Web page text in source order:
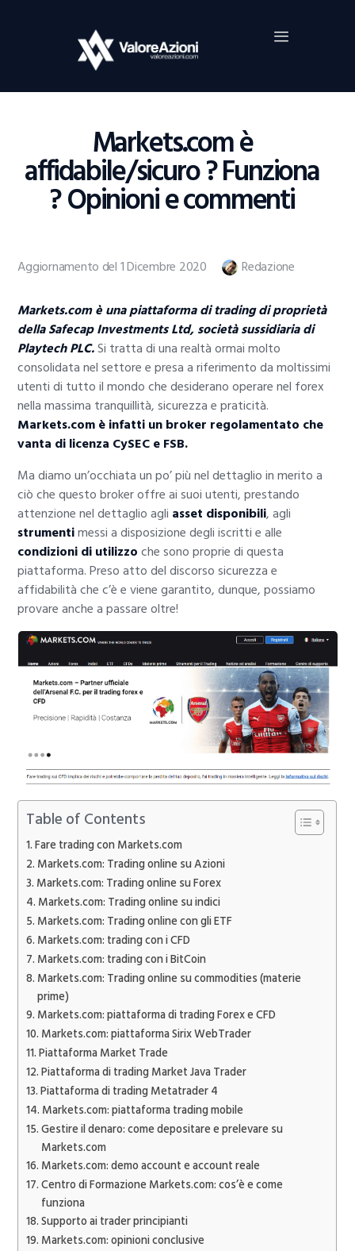
Markets.com è
affidabile/sicuro ? Funziona
? Opinioni e commenti
Home
Investimenti
Borsa
Guide Al Trading
Criptovalute
Aggiornamento del 1 Dicembre 2020 Redazione
Markets.com è una piattaforma di trading di proprietà
della Safecap Investments Ltd, società sussidiaria di
Playtech PLC.Si tratta di una realtà ormai molto
consolidata nel settore e presa a riferimento da moltissimi
utenti di tutto il mondo che desiderano operare nel forex
nella massima tranquillità, sicurezza e praticità.
Markets.com è infatti un broker regolamentato che
vanta di licenza CySEC e FSB.
Ma diamo un’occhiata un po’ più nel dettaglio in merito a
ciò che questo broker offre ai suoi utenti, prestando
attenzione nel dettaglio agli asset disponibili, agli
strumentimessi a disposizione degli iscritti e alle
condizioni di utilizzoche sono proprie di questa
piattaforma. Preso atto del discorso sicurezza e
affidabilità che c’è e viene garantito, dunque, possiamo
provare anche a passare oltre!
Table of Contents
Fare trading con Markets.com
Markets.com: Trading online su Azioni
Markets.com: Trading online su Forex
Markets.com: Trading online su indici
Markets.com: Trading online con gli ETF
Markets.com: trading con i CFD
Markets.com: trading con i BitCoin
Markets.com: Trading online su commodities (materie
prime)
Markets.com: piattaforma di trading Forex e CFD
Markets.com: piattaforma Sirix WebTrader
Piattaforma Market Trade
Piattaforma di trading Market Java Trader
Piattaforma di trading Metatrader 4
Markets.com: piattaforma trading mobile
Gestire il denaro: come depositare e prelevare su
Markets.com
Markets.com: demo account e account reale
Centro di Formazione Markets.com: cos’è e come
funziona
Supporto ai trader principianti
Markets.com: opinioni conclusive